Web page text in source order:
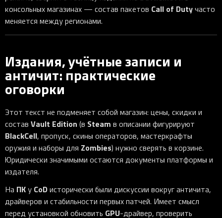
консольных магазинах — состав пакетов Call of Dutyчасто
меняется между регионами.
Издания, учётные записи и
античит: практические
оговорки
Этот текст не подменяет собой магазин: цены, скидки и
состав Vault Edition (в Steam в описании фигурируют
BlackCell, пропуск, скины операторов, мастеркрафты
оружия и наборы для Zombies) нужно сверять в корзине.
Юридически значимыми остаются документы платформы и
издателя.
На ПК у CoDисторически были дискуссии вокруг античита,
драйверов и стабильности первых патчей. Имеет смысл
перед установкой обновить GPU-драйвер, проверить